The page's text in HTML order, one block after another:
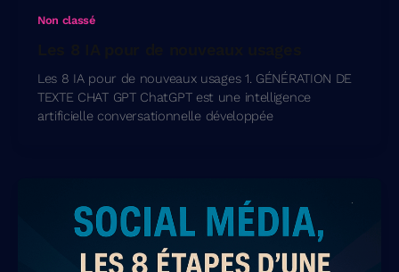
Non classé
Les 8 IA pour de nouveaux usages 1. GÉNÉRATION DE
TEXTE CHAT GPT ChatGPT est une intelligence
artificielle conversationnelle développée